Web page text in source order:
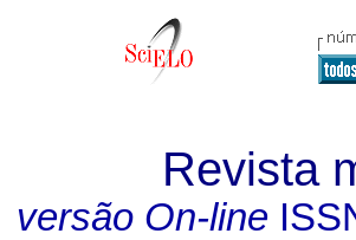
Revista
versão On-line